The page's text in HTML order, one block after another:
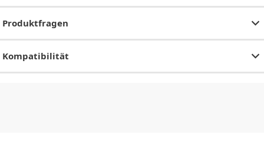
Produktfragen
Kompatibilität